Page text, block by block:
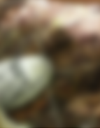
5つの柱
活動実績